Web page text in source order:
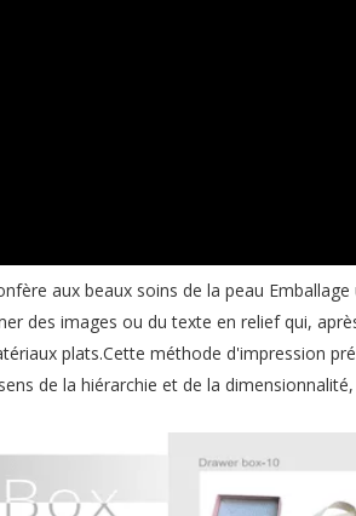
aux beaux soins de la peau
des images ou du texte en relief qui,
plats.Cette méthode d'impression
de la hiérarchie et de la